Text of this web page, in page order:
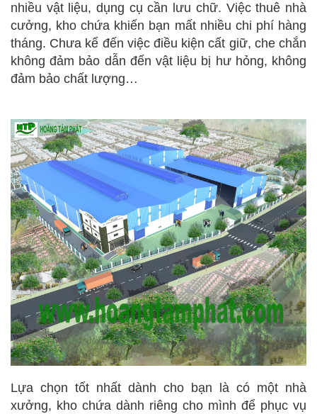
nhiều vật liệu, dụng cụ cần lưu chữ. Việc thuê nhà
cưởng, kho chứa khiến bạn mất nhiều chi phí hàng
tháng. Chưa kể đến việc điều kiện cất giữ, che chắn
không đảm bảo dẫn đến vật liệu bị hư hỏng, không
đảm bảo chất lượng…
Lựa chọn tốt nhất dành cho bạn là có một nhà
xưởng, kho chứa dành riêng cho mình để phục vụ